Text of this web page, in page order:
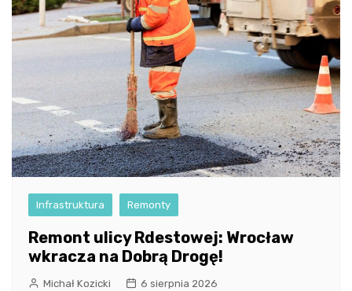
Infrastruktura Remonty
Remont ulicy Rdestowej: Wrocław
wkracza na Dobrą Drogę!
Michał Kozicki 6 sierpnia 2026